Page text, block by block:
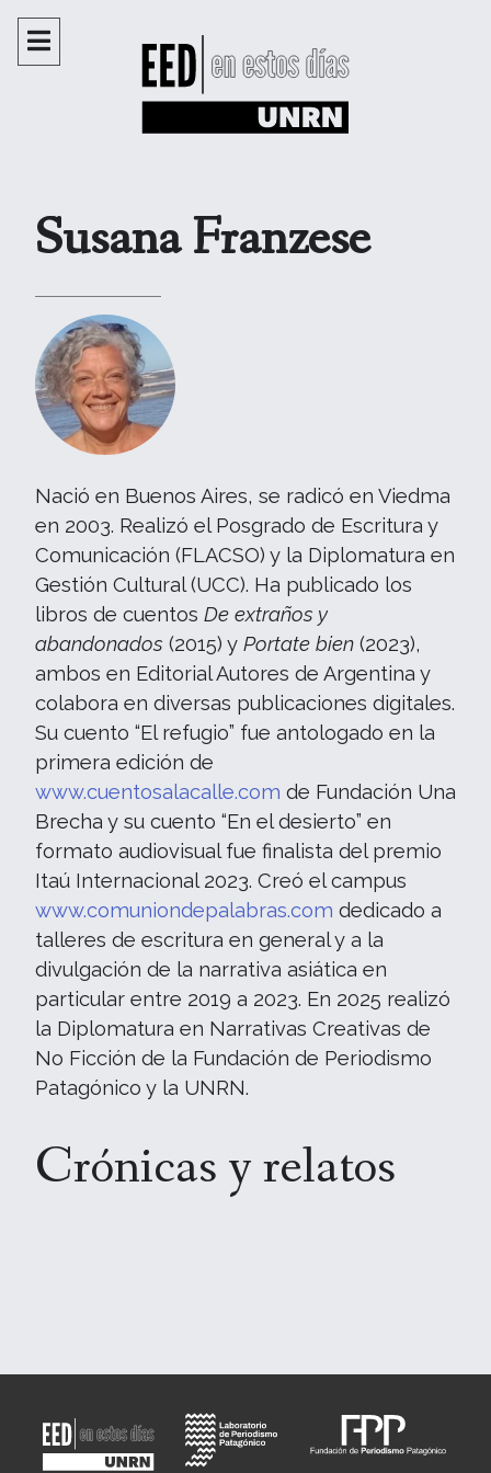
Susana Franzese
Nació en Buenos Aires, se radicó en Viedma
en 2003. Realizó el Posgrado de Escritura y
Comunicación (FLACSO) y la Diplomatura en
Gestión Cultural (UCC). Ha publicado los
libros de cuentos De extraños y
abandonados (2015) y Portate bien (2023),
ambos en Editorial Autores de Argentina y
colabora en diversas publicaciones digitales.
Su cuento “El refugio” fue antologado en la
primera edición de
www.cuentosalacalle.com de Fundación Una
Brecha y su cuento “En el desierto” en
formato audiovisual fue finalista del premio
Itaú Internacional 2023. Creó el campus
www.comuniondepalabras.com dedicado a
talleres de escritura en general y a la
divulgación de la narrativa asiática en
particular entre 2019 a 2023. En 2025 realizó
la Diplomatura en Narrativas Creativas de
No Ficción de la Fundación de Periodismo
Patagónico y la UNRN.
Crónicas y relatos